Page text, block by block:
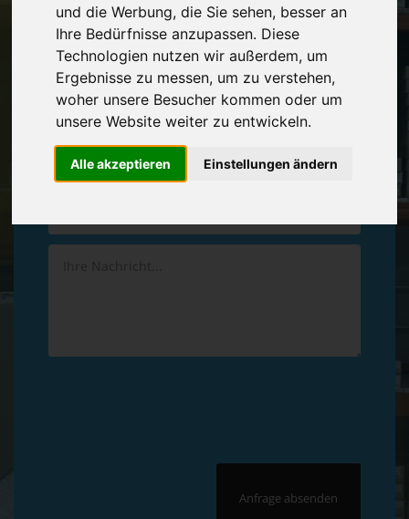
und die Werbung, die Sie sehen, besser an
Ihre Bedürfnisse anzupassen. Diese
Technologien nutzen wir außerdem, um
Ergebnisse zu messen, um zu verstehen,
woher unsere Besucher kommen oder um
unsere Website weiter zu entwickeln.
Alle akzeptieren Einstellungen ändern
Vereinbaren Sie einenRückruf
Hinterlassen Sie uns gern eine persönliche Nachricht.